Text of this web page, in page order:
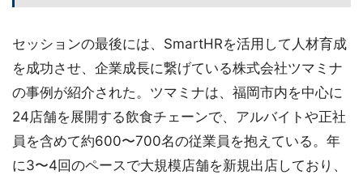
セッションの最後には、SmartHRを活用して人材育成
を成功させ、企業成長に繋げている株式会社ツマミナ
の事例が紹介された。ツマミナは、福岡市内を中心に
24店舗を展開する飲食チェーンで、アルバイトや正社
員を含めて約600〜700名の従業員を抱えている。年
に3〜4回のペースで大規模店舗を新規出店しており、